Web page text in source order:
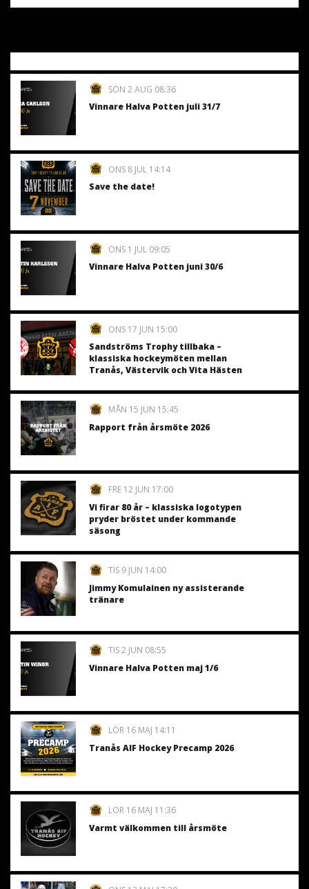
SÖN 2 AUG 08:36
Vinnare Halva Potten juli 31/7
ONS 8 JUL 14:14
Save the date!
ONS 1 JUL 09:05
Vinnare Halva Potten juni 30/6
ONS 17 JUN 15:00
Sandströms Trophy tillbaka –
klassiska hockeymöten mellan
Tranås, Västervik och Vita Hästen
MÅN 15 JUN 15:45
Rapport från årsmöte 2026
FRE 12 JUN 17:00
Vi firar 80 år – klassiska logotypen
pryder bröstet under kommande
säsong
TIS 9 JUN 14:00
Jimmy Komulainen ny assisterande
tränare
TIS 2 JUN 08:55
Vinnare Halva Potten maj 1/6
LÖR 16 MAJ 14:11
Tranås AIF Hockey Precamp 2026
LÖR 16 MAJ 11:36
Varmt välkommen till årsmöte